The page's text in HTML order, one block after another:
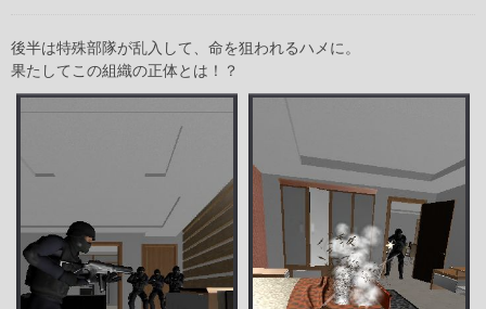
後半は特殊部隊が乱入して、命を狙われるハメに。
果たしてこの組織の正体とは！？